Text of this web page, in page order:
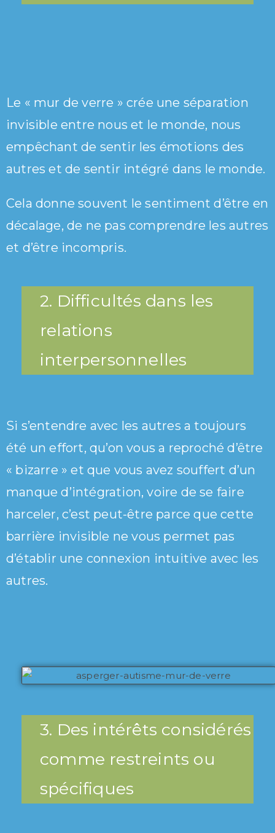
Le « mur de verre » crée une séparation
invisible entre nous et le monde, nous
empêchant de sentir les émotions des
autres et de sentir intégré dans le monde.
Cela donne souvent le sentiment d’être en
décalage, de ne pas comprendre les autres
et d’être incompris.
2. Difficultés dans les
relations
interpersonnelles
Si s’entendre avec les autres a toujours
été un effort, qu’on vous a reproché d’être
« bizarre » et que vous avez souffert d’un
manque d’intégration, voire de se faire
harceler, c’est peut-être parce que cette
barrière invisible ne vous permet pas
d’établir une connexion intuitive avec les
autres.
3. Des intérêts considérés
comme restreints ou
spécifiques